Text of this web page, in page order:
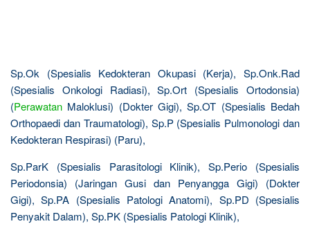
Sp.Ok (Spesialis Kedokteran Okupasi (Kerja), Sp.Onk.Rad
(Spesialis Onkologi Radiasi), Sp.Ort (Spesialis Ortodonsia)
(Perawatan Maloklusi) (Dokter Gigi), Sp.OT (Spesialis Bedah
Orthopaedi dan Traumatologi), Sp.P (Spesialis Pulmonologi dan
Kedokteran Respirasi) (Paru),
Sp.ParK (Spesialis Parasitologi Klinik), Sp.Perio (Spesialis
Periodonsia) (Jaringan Gusi dan Penyangga Gigi) (Dokter
Gigi), Sp.PA (Spesialis Patologi Anatomi), Sp.PD (Spesialis
Penyakit Dalam), Sp.PK (Spesialis Patologi Klinik),